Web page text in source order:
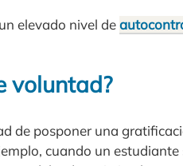
elevado nivel de
voluntad?
de posponer una
cuando un estudiante